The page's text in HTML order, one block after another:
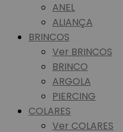
ANEL
ALIANÇA
BRINCOS
Ver BRINCOS
BRINCO
ARGOLA
PIERCING
COLARES
Ver COLARES